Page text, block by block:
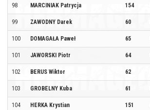
98 MARCINIAK Patrycja 154
99 ZAWODNY Darek 60
100 DOMAGAŁA Paweł 65
101 JAWORSKI Piotr 64
102 BERUS Wiktor 62
103 GROBELNY Kuba 61
104 HERKA Krystian 151